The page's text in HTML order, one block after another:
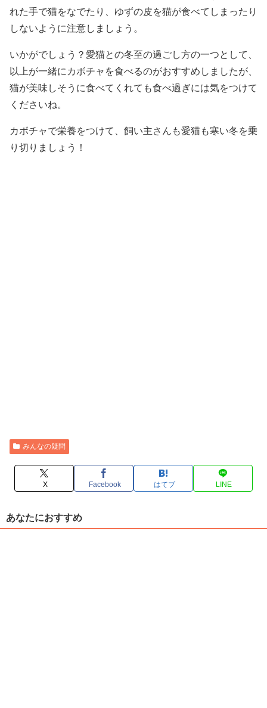
れた手で猫をなでたり、ゆずの皮を猫が食べてしまったり
しないように注意しましょう。
いかがでしょう？愛猫との冬至の過ごし方の一つとして、
以上が一緒にカボチャを食べるのがおすすめしましたが、
猫が美味しそうに食べてくれても食べ過ぎには気をつけて
くださいね。
カボチャで栄養をつけて、飼い主さんも愛猫も寒い冬を乗
り切りましょう！
みんなの疑問
X Facebook はてブ LINE
あなたにおすすめ